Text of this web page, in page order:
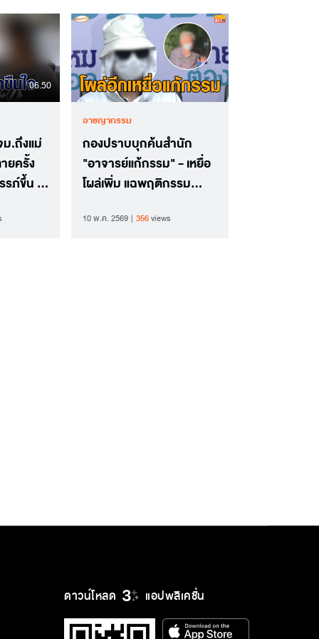
06.50
ม.ถึงแม่
ยครั้ง
รภ์ขึ้น 2
อาชญากรรม
กองปราบบุกค้นสำนัก
"อาจารย์แก้กรรม" - เหยื่อ
โผล่เพิ่ม แฉพฤติกรรม
10 พ.ค. 2569 356views
ดาวน์โหลด แอปพลิเคชั่น